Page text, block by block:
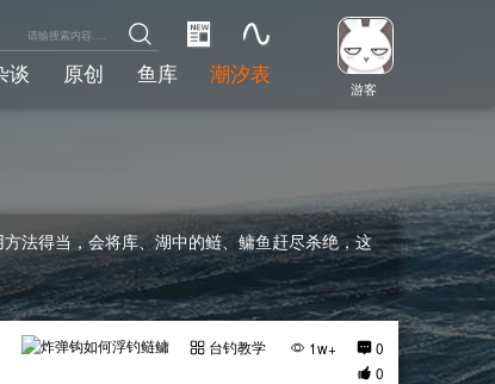
游客
谈 原创 鱼库 潮汐表
法得当，会将库、湖中的鲢、鳙鱼赶尽杀绝，这
台钓教学 1w+
0
0